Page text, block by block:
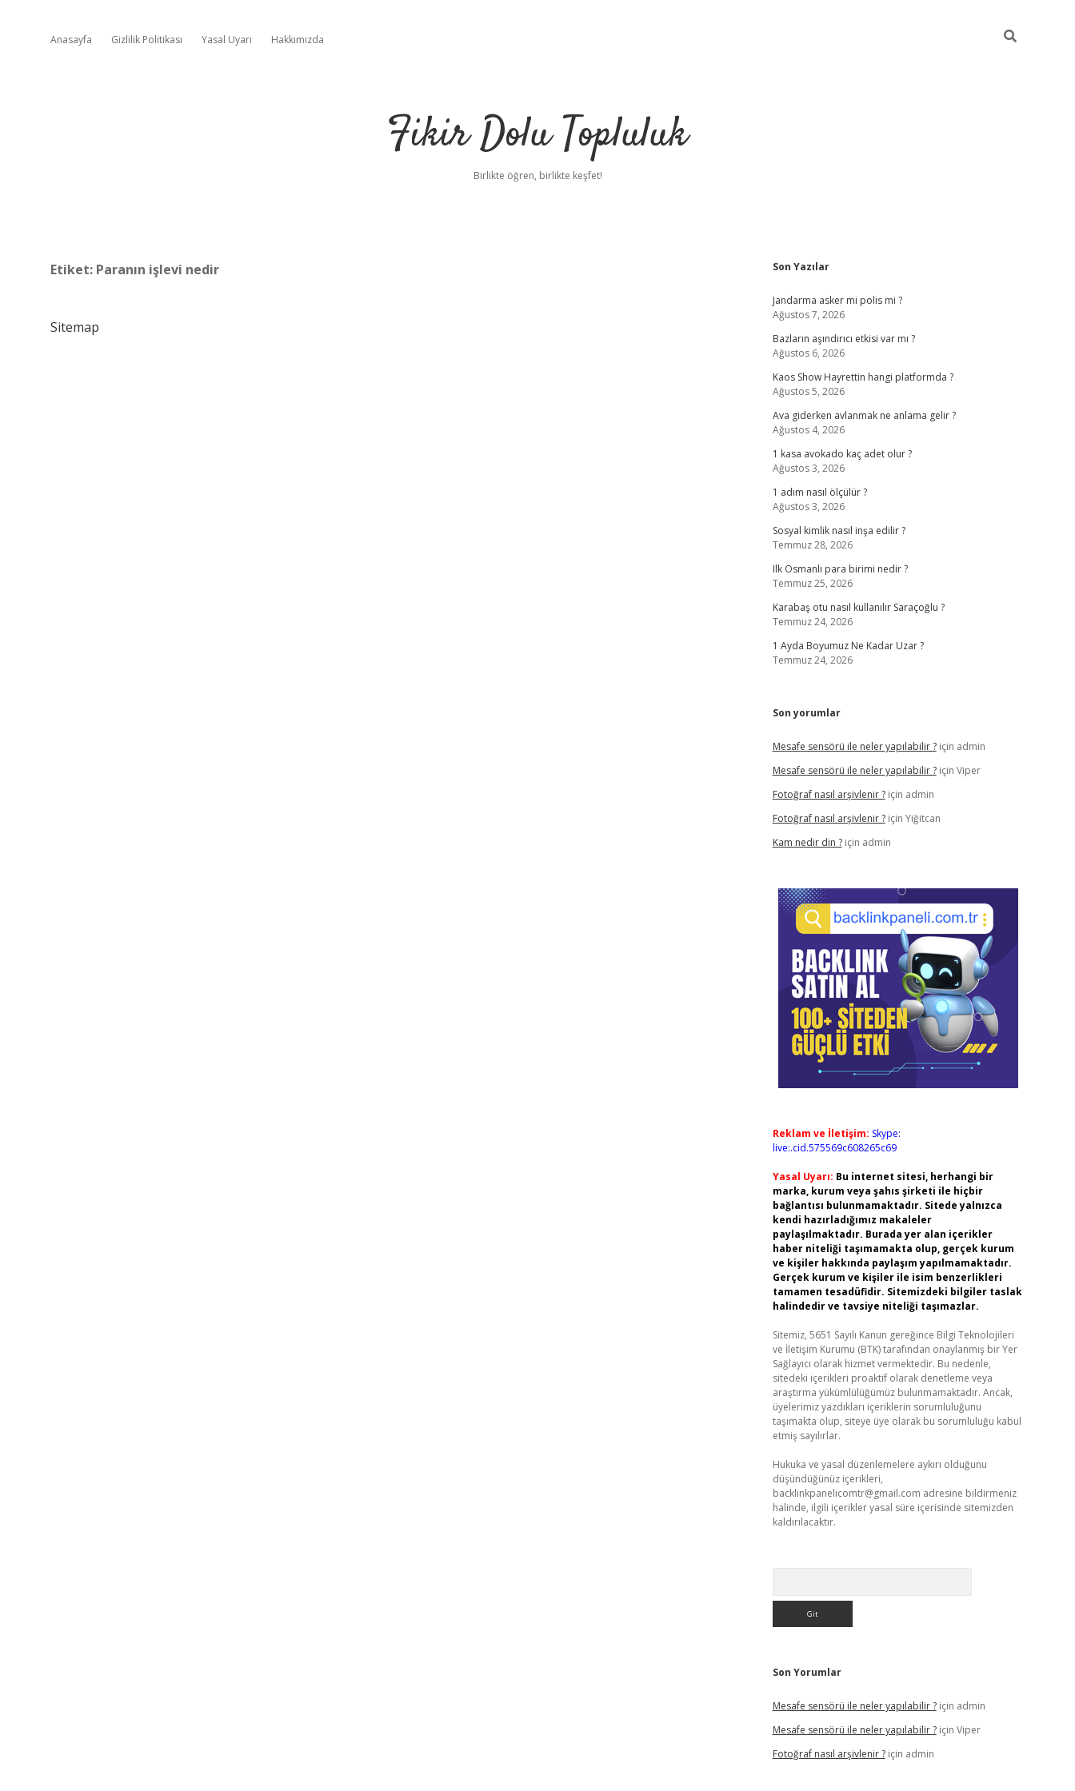
Anasayfa Gizlilik Politikası Yasal Uyarı Hakkımızda
Fikir Dolu Topluluk
Birlikte öğren, birlikte keşfet!
Etiket: Paranın işlevi nedir
Sitemap
Sidebar
Son Yazılar
Jandarma asker mi polis mi ?
Ağustos 7, 2026
Bazların aşındırıcı etkisi var mı ?
Ağustos 6, 2026
Kaos Show Hayrettin hangi platformda ?
Ağustos 5, 2026
Ava giderken avlanmak ne anlama gelir ?
Ağustos 4, 2026
1 kasa avokado kaç adet olur ?
Ağustos 3, 2026
1 adım nasıl ölçülür ?
Ağustos 3, 2026
Sosyal kimlik nasıl inşa edilir ?
Temmuz 28, 2026
Ilk Osmanlı para birimi nedir ?
Temmuz 25, 2026
Karabaş otu nasıl kullanılır Saraçoğlu ?
Temmuz 24, 2026
1 Ayda Boyumuz Ne Kadar Uzar ?
Temmuz 24, 2026
Son yorumlar
Mesafe sensörü ile neler yapılabilir ?için admin
Mesafe sensörü ile neler yapılabilir ?için Viper
Fotoğraf nasıl arşivlenir ?için admin
Fotoğraf nasıl arşivlenir ?için Yiğitcan
Kam nedir din ?için admin
Reklam ve İletişim: Skype:
live:.cid.575569c608265c69
Yasal Uyarı: Bu internet sitesi, herhangi bir
marka, kurum veya şahıs şirketi ile hiçbir
bağlantısı bulunmamaktadır. Sitede yalnızca
kendi hazırladığımız makaleler
paylaşılmaktadır. Burada yer alan içerikler
haber niteliği taşımamakta olup, gerçek kurum
ve kişiler hakkında paylaşım yapılmamaktadır.
Gerçek kurum ve kişiler ile isim benzerlikleri
tamamen tesadüfidir. Sitemizdeki bilgiler taslak
halindedir ve tavsiye niteliği taşımazlar.
Sitemiz, 5651 Sayılı Kanun gereğince Bilgi Teknolojileri
ve İletişim Kurumu (BTK) tarafından onaylanmış bir Yer
Sağlayıcı olarak hizmet vermektedir. Bu nedenle,
sitedeki içerikleri proaktif olarak denetleme veya
araştırma yükümlülüğümüz bulunmamaktadır. Ancak,
üyelerimiz yazdıkları içeriklerin sorumluluğunu
taşımakta olup, siteye üye olarak bu sorumluluğu kabul
etmiş sayılırlar.
Hukuka ve yasal düzenlemelere aykırı olduğunu
düşündüğünüz içerikleri,
backlinkpanelicomtr@gmail.com adresine bildirmeniz
halinde, ilgili içerikler yasal süre içerisinde sitemizden
kaldırılacaktır.
Son Yorumlar
Mesafe sensörü ile neler yapılabilir ?için admin
Mesafe sensörü ile neler yapılabilir ?için Viper
Fotoğraf nasıl arşivlenir ?için admin